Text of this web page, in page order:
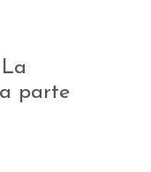
parte